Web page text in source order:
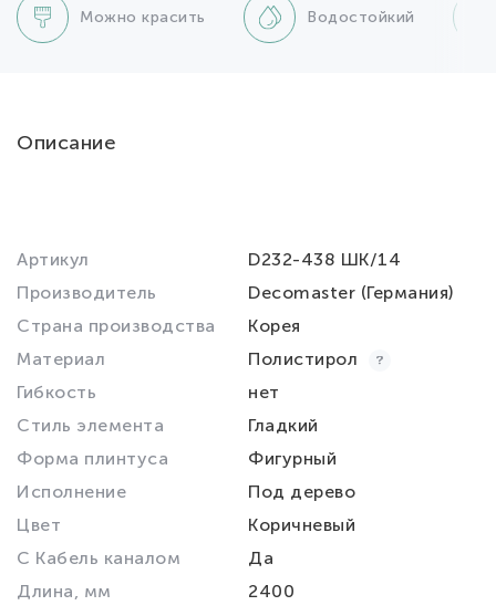
Можно красить Водостойкий
Описание
Артикул
D232-438 ШК/14
Производитель
Decomaster (Германия)
Страна производства
Корея
Материал
Полистирол
Гибкость
нет
Стиль элемента
Гладкий
Форма плинтуса
Фигурный
Исполнение
Под дерево
Цвет
Коричневый
С Кабель каналом
Да
Длина, мм
2400